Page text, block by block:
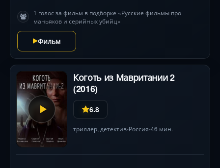
1 голос за фильм в подборке «Русские фильмы про
маньяков и серийных убийц»
Фильм
Коготь из Мавритании 2
(2016)
6.8
триллер, детектив•Россия•46 мин.